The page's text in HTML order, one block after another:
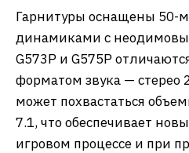
Гарнитуры оснащены
динамиками с
G573P и G575P
форматом звука — стерео
может похвастаться
7.1, что обеспечивает
игровом процессе и при